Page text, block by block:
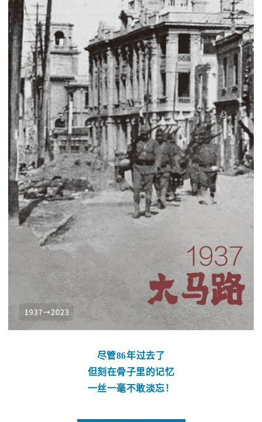
尽管86年过去了
但刻在骨子里的记忆
一丝一毫不敢淡忘！